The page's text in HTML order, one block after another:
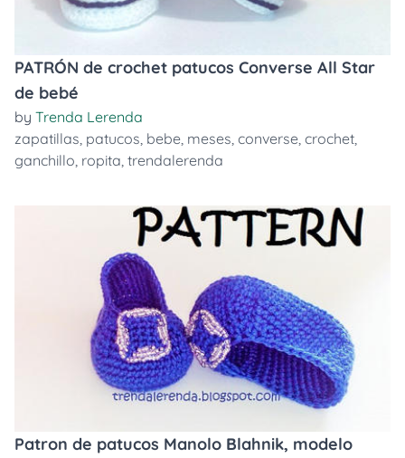
PATRÓN de crochet patucos Converse All Star
de bebé
by Trenda Lerenda
zapatillas, patucos, bebe, meses, converse, crochet,
ganchillo, ropita, trendalerenda
Patron de patucos Manolo Blahnik, modelo